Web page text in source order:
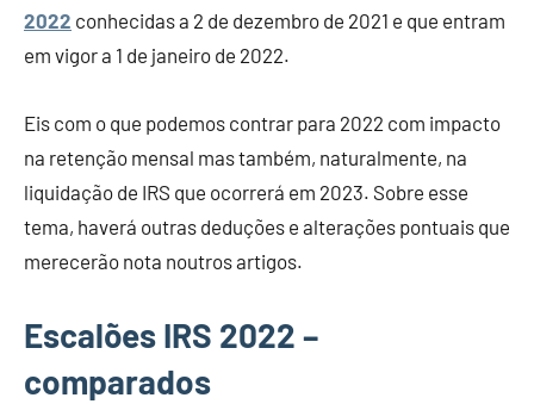
2022 conhecidas a 2 de dezembro de 2021 e que entram
em vigor a 1 de janeiro de 2022.
Eis com o que podemos contrar para 2022 com impacto
na retenção mensal mas também, naturalmente, na
liquidação de IRS que ocorrerá em 2023. Sobre esse
tema, haverá outras deduções e alterações pontuais que
merecerão nota noutros artigos.
Escalões IRS 2022 –
comparados